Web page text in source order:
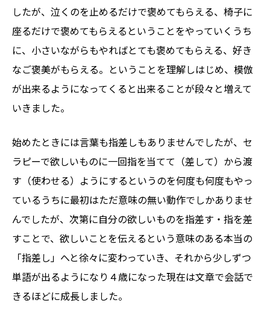
したが、泣くのを止めるだけで褒めてもらえる、椅子に
座るだけで褒めてもらえるということをやっていくうち
に、小さいながらもやればとても褒めてもらえる、好き
なご褒美がもらえる。ということを理解しはじめ、模倣
が出来るようになってくると出来ることが段々と増えて
いきました。
始めたときには言葉も指差しもありませんでしたが、セ
ラピーで欲しいものに一回指を当てて（差して）から渡
す（使わせる）ようにするというのを何度も何度もやっ
ているうちに最初はただ意味の無い動作でしかありませ
んでしたが、次第に自分の欲しいものを指差す・指を差
すことで、欲しいことを伝えるという意味のある本当の
「指差し」へと徐々に変わっていき、それから少しずつ
単語が出るようになり４歳になった現在は文章で会話で
きるほどに成長しました。